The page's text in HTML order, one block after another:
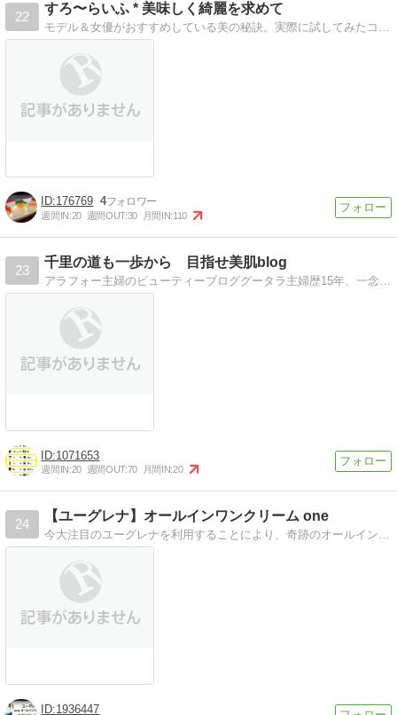
22
すろ〜らいふ * 美味しく綺麗を求めて
モデル＆女優がおすすめしている美の秘訣。実際に試してみたコスメや美容サプリの感想。 美味しくて綺麗になる美容レシピ集。
176769 4
週間IN:20 週間OUT:30 月間IN:110
23
千里の道も一歩から 目指せ美肌blog
アラフォー主婦のビューティーブロググータラ主婦歴15年、一念発起！美肌への道のりは長い？！
1071653
週間IN:20 週間OUT:70 月間IN:20
24
【ユーグレナ】オールインワンクリーム one
今大注目のユーグレナを利用することにより、奇跡のオールインワンクリームが完成いたしました。
1936447